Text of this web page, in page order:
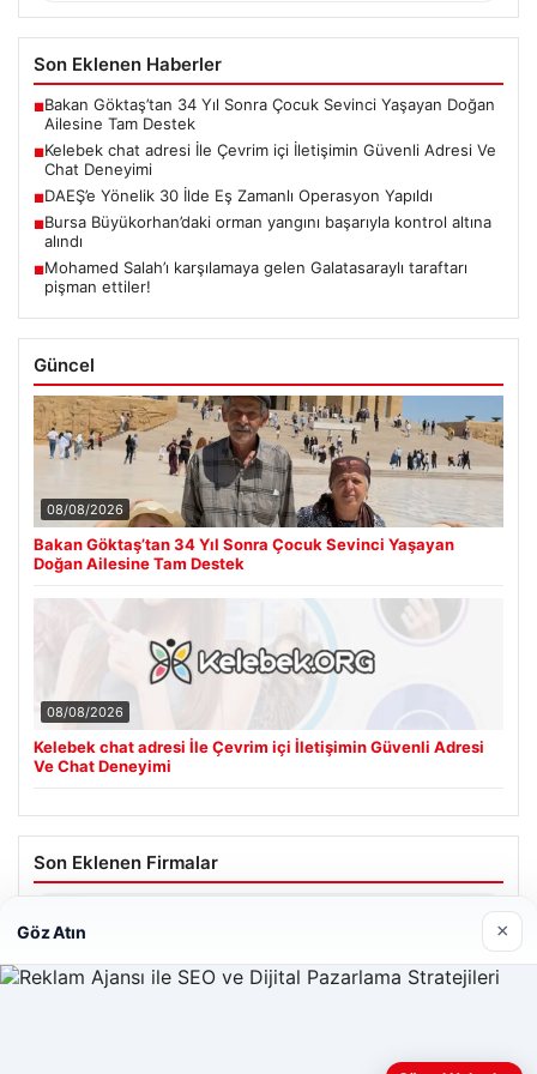
Son Eklenen Haberler
■Bakan Göktaş’tan 34 Yıl Sonra Çocuk Sevinci Yaşayan Doğan
Ailesine Tam Destek
■Kelebek chat adresi İle Çevrim içi İletişimin Güvenli Adresi Ve
Chat Deneyimi
■DAEŞ’e Yönelik 30 İlde Eş Zamanlı Operasyon Yapıldı
■Bursa Büyükorhan’daki orman yangını başarıyla kontrol altına
alındı
■Mohamed Salah’ı karşılamaya gelen Galatasaraylı taraftarı
pişman ettiler!
Güncel
08/08/2026
Bakan Göktaş’tan 34 Yıl Sonra Çocuk Sevinci Yaşayan
Doğan Ailesine Tam Destek
08/08/2026
Kelebek chat adresi İle Çevrim içi İletişimin Güvenli Adresi
Ve Chat Deneyimi
Son Eklenen Firmalar
Göz Atın ×